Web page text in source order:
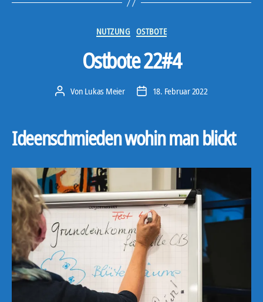
Kategorien
NUTZUNG OSTBOTE
Ostbote 22#4
Beitragsautor
Von Lukas Meier Veröffentlichungsdatum
18. Februar 2022
Ideenschmieden wohin man blickt